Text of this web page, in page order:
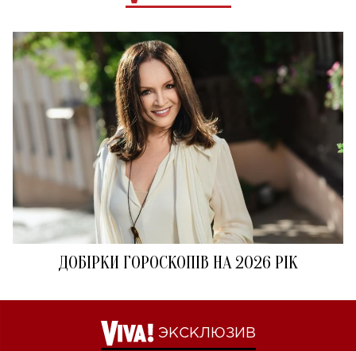
ДОБІРКИ ГОРОСКОПІВ НА 2026 РІК
ЭКСКЛЮЗИВ